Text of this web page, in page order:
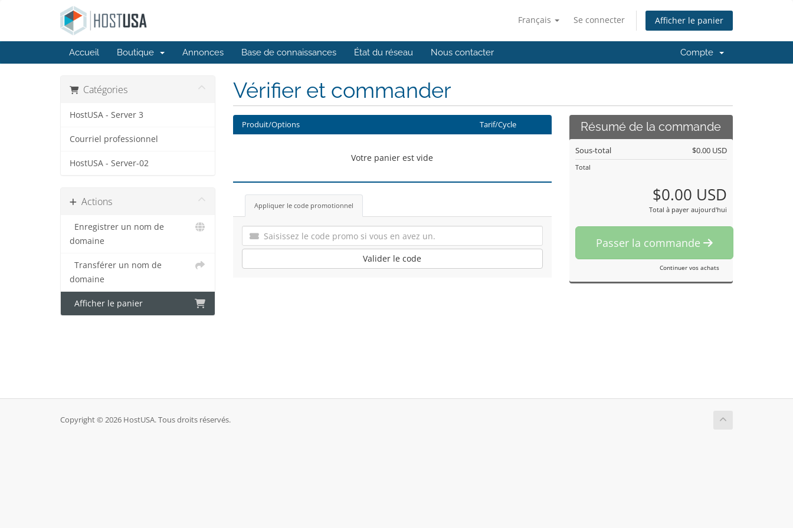
Français Se connecter Afficher le panier
Accueil Boutique Annonces Base de connaissances État du réseau Nous contacter Compte
Catégories
HostUSA - Server 3
Courriel professionnel
HostUSA - Server-02
Actions
Enregistrer un nom de
domaine
Transférer un nom de
domaine
Afficher le panier
Vérifier et commander
Produit/Options Tarif/Cycle
Votre panier est vide
Appliquer le code promotionnel
Valider le code
Résumé de la commande
Sous-total $0.00 USD
Total
$0.00 USD
Total à payer aujourd'hui
Passer la commande
Continuer vos achats
Copyright © 2026 HostUSA. Tous droits réservés.